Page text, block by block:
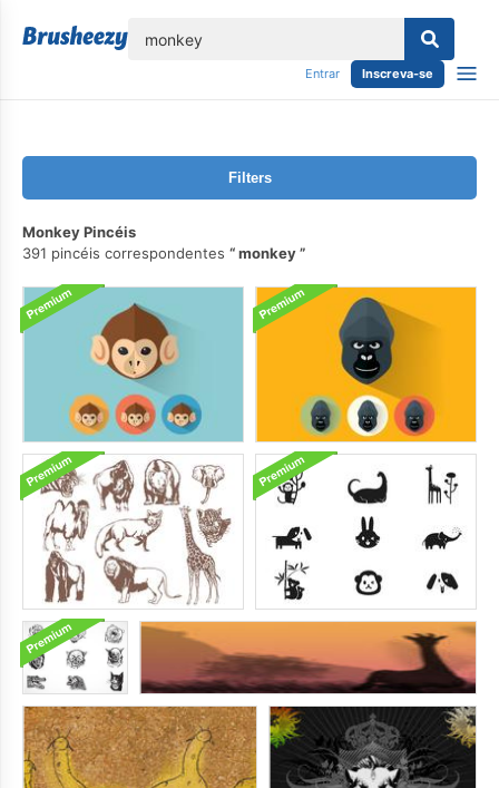
Entrar Inscreva-se
Filters
Monkey Pincéis
391 pincéis correspondentes
monkey